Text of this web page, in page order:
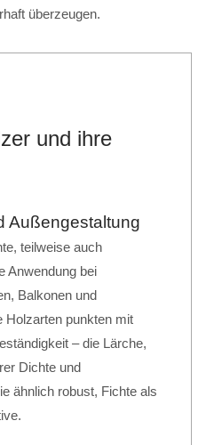
überzeugen.
und ihre
Außengestaltung
teilweise auch
Anwendung bei
Balkonen und
Holzarten punkten mit
– die Lärche,
Dichte und
ähnlich robust, Fichte als